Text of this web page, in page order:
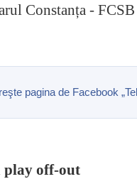
Constanța - FCSB
pagina de Facebook
play off-out